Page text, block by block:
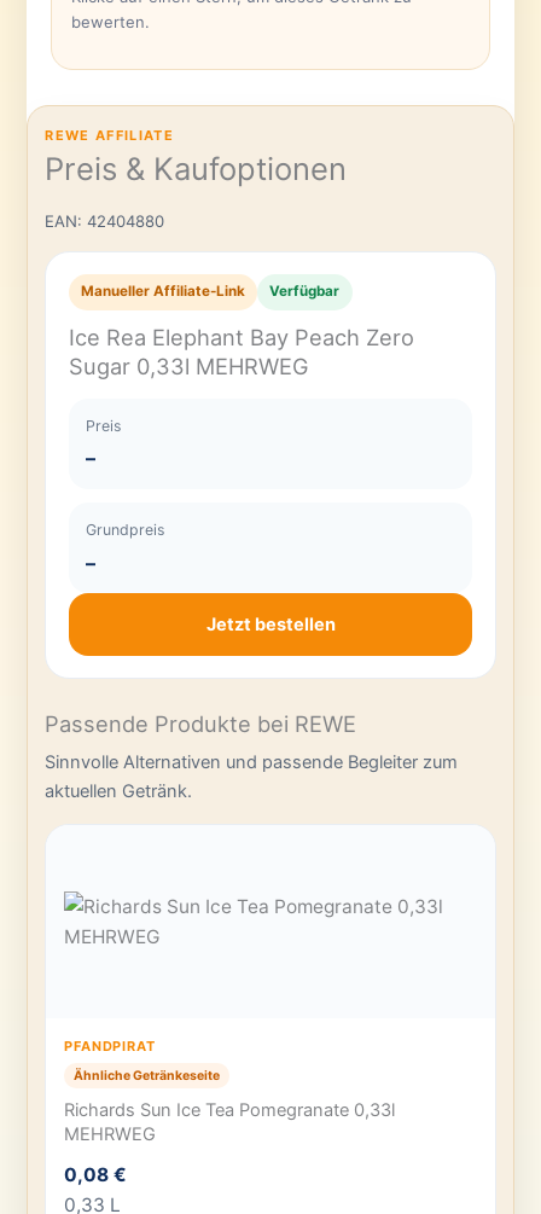
bewerten.
REWE AFFILIATE
Preis & Kaufoptionen
EAN: 42404880
Manueller Affiliate-Link Verfügbar
Ice Rea Elephant Bay Peach Zero
Sugar 0,33l MEHRWEG
Preis
–
Grundpreis
–
Jetzt bestellen
Passende Produkte bei REWE
Sinnvolle Alternativen und passende Begleiter zum
aktuellen Getränk.
PFANDPIRAT
Ähnliche Getränkeseite
Richards Sun Ice Tea Pomegranate 0,33l
MEHRWEG
0,08 €
0,33 L